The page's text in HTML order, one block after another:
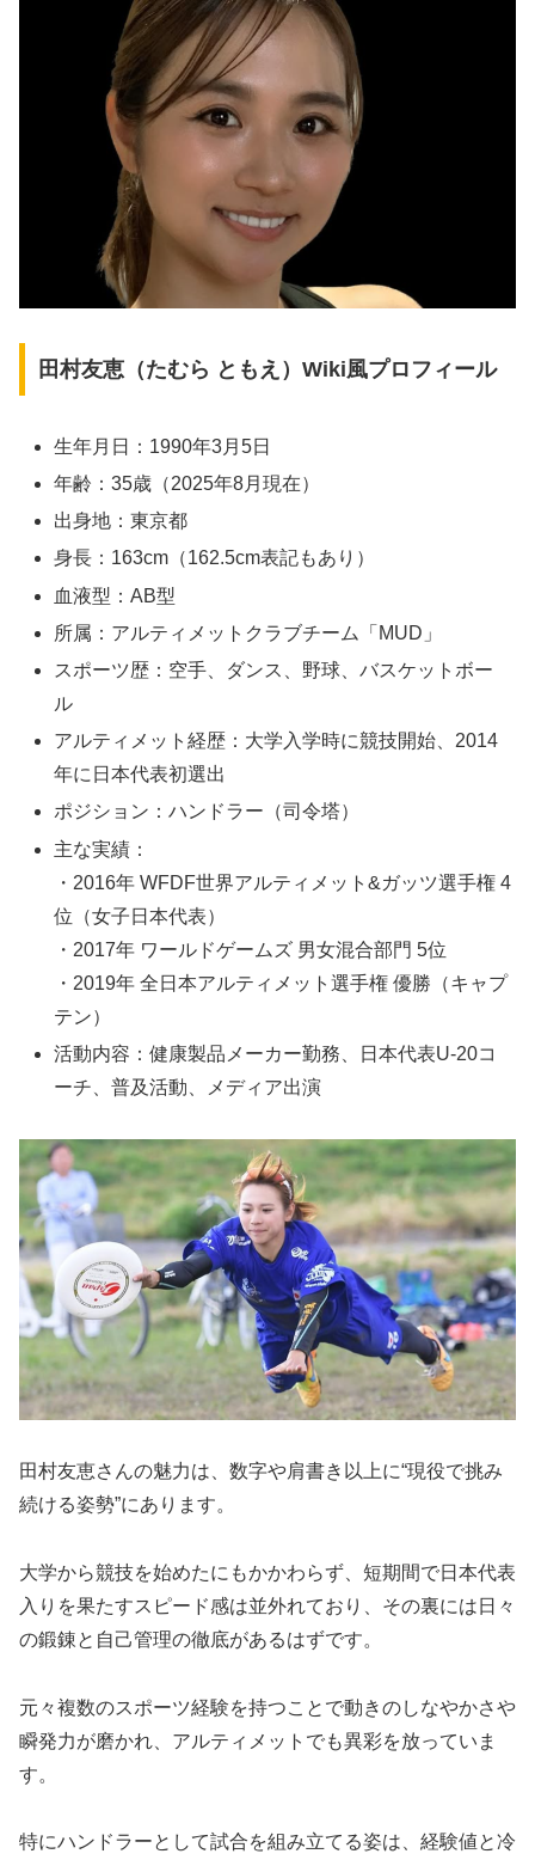
田村友恵（たむら ともえ）Wiki風プロフィール
生年月日：1990年3月5日
年齢：35歳（2025年8月現在）
出身地：東京都
身長：163cm（162.5cm表記もあり）
血液型：AB型
所属：アルティメットクラブチーム「MUD」
スポーツ歴：空手、ダンス、野球、バスケットボー
ル
アルティメット経歴：大学入学時に競技開始、2014
年に日本代表初選出
ポジション：ハンドラー（司令塔）
主な実績：
・2016年 WFDF世界アルティメット&ガッツ選手権 4
位（女子日本代表）
・2017年 ワールドゲームズ 男女混合部門 5位
・2019年 全日本アルティメット選手権 優勝（キャプ
テン）
活動内容：健康製品メーカー勤務、日本代表U-20コ
ーチ、普及活動、メディア出演
田村友恵さんの魅力は、数字や肩書き以上に“現役で挑み
続ける姿勢”にあります。
大学から競技を始めたにもかかわらず、短期間で日本代表
入りを果たすスピード感は並外れており、その裏には日々
の鍛錬と自己管理の徹底があるはずです。
元々複数のスポーツ経験を持つことで動きのしなやかさや
瞬発力が磨かれ、アルティメットでも異彩を放っていま
す。
特にハンドラーとして試合を組み立てる姿は、経験値と冷